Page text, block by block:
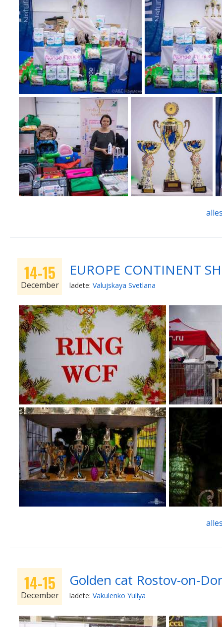
14-15
December
EUROPE CONTINENT
ladete: Valujskaya Svetlana
14-15
December
Golden cat Rostov-on-
ladete: Vakulenko Yuliya